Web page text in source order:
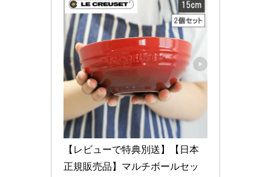
【レビューで特典別送】【日本
正規販売品】マルチボールセッ